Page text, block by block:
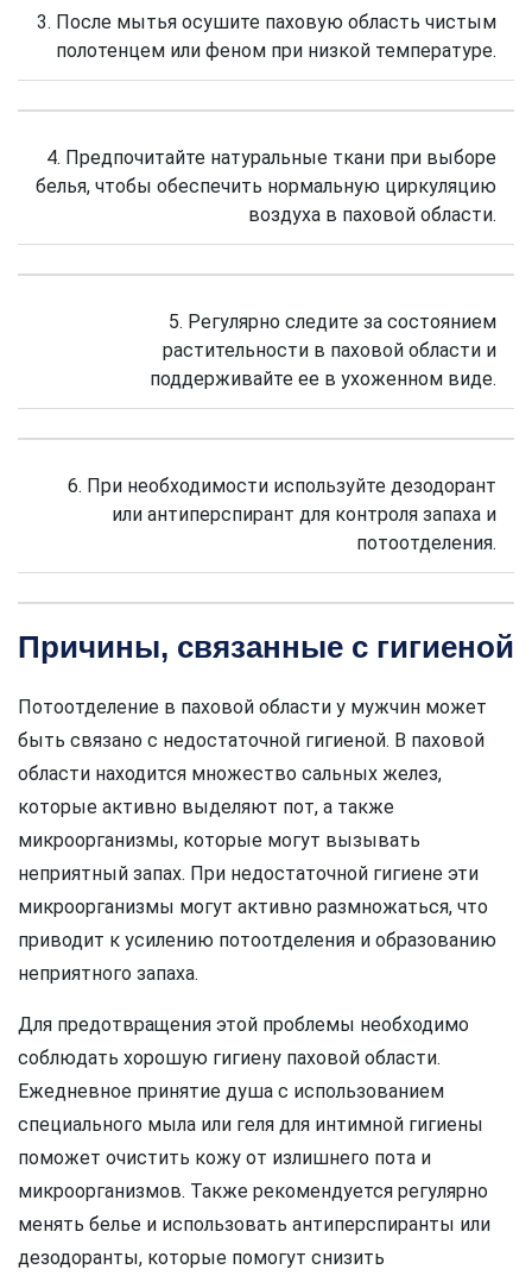
3. После мытья осушите паховую область чистым
полотенцем или феном при низкой температуре.
4. Предпочитайте натуральные ткани при выборе
белья, чтобы обеспечить нормальную циркуляцию
воздуха в паховой области.
5. Регулярно следите за состоянием
растительности в паховой области и
поддерживайте ее в ухоженном виде.
6. При необходимости используйте дезодорант
или антиперспирант для контроля запаха и
потоотделения.
Причины, связанные с гигиеной
Потоотделение в паховой области у мужчин может
быть связано с недостаточной гигиеной. В паховой
области находится множество сальных желез,
которые активно выделяют пот, а также
микроорганизмы, которые могут вызывать
неприятный запах. При недостаточной гигиене эти
микроорганизмы могут активно размножаться, что
приводит к усилению потоотделения и образованию
неприятного запаха.
Для предотвращения этой проблемы необходимо
соблюдать хорошую гигиену паховой области.
Ежедневное принятие душа с использованием
специального мыла или геля для интимной гигиены
поможет очистить кожу от излишнего пота и
микроорганизмов. Также рекомендуется регулярно
менять белье и использовать антиперспиранты или
дезодоранты, которые помогут снизить